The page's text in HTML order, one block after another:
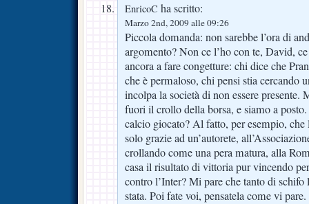
EnricoC ha scritto:
Marzo 2nd, 2009 alle 09:26
Piccola domanda: non sarebbe l’ora di
argomento? Non ce l’ho con te, David,
ancora a fare congetture: chi dice che
che è permaloso, chi pensi stia cercando
incolpa la società di non essere presente.
fuori il crollo della borsa, e siamo a
calcio giocato? Al fatto, per esempio,
solo grazie ad un’autorete,
crollando come una pera matura, alla
casa il risultato di vittoria pur vincendo
contro l’Inter? Mi pare che tanto di
stata. Poi fate voi, pensatela come vi